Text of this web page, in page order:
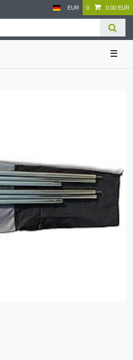
EUR 0 0,00 EUR
☰